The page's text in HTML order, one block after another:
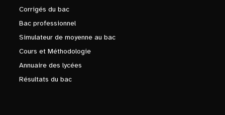
Corrigés du bac
Bac professionnel
Simulateur de moyenne au bac
Cours et Méthodologie
Annuaire des lycées
Résultats du bac